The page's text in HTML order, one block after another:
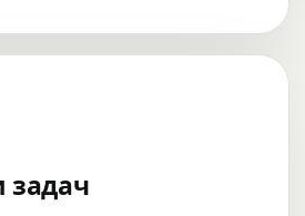
задач